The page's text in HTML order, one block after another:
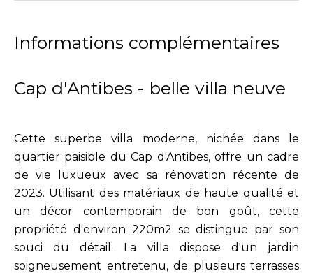
Informations complémentaires
Cap d'Antibes - belle villa neuve
Cette superbe villa moderne, nichée dans le
quartier paisible du Cap d'Antibes, offre un cadre
de vie luxueux avec sa rénovation récente de
2023. Utilisant des matériaux de haute qualité et
un décor contemporain de bon goût, cette
propriété d'environ 220m2 se distingue par son
souci du détail. La villa dispose d'un jardin
soigneusement entretenu, de plusieurs terrasses